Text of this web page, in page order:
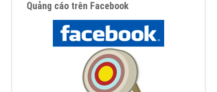
Quảng cáo trên Facebook